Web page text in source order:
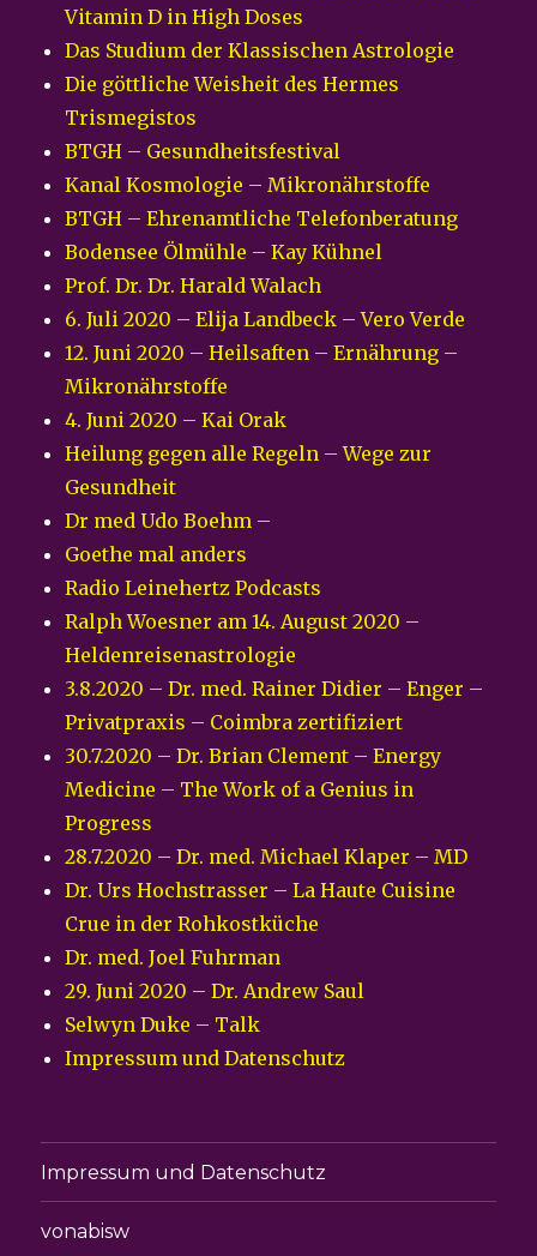
Vitamin D in High Doses
Das Studium der Klassischen Astrologie
Die göttliche Weisheit des Hermes
Trismegistos
BTGH – Gesundheitsfestival
Kanal Kosmologie – Mikronährstoffe
BTGH – Ehrenamtliche Telefonberatung
Bodensee Ölmühle – Kay Kühnel
Prof. Dr. Dr. Harald Walach
6. Juli 2020 – Elija Landbeck – Vero Verde
12. Juni 2020 – Heilsaften – Ernährung –
Mikronährstoffe
4. Juni 2020 – Kai Orak
Heilung gegen alle Regeln – Wege zur
Gesundheit
Dr med Udo Boehm –
Goethe mal anders
Radio Leinehertz Podcasts
Ralph Woesner am 14. August 2020 –
Heldenreisenastrologie
3.8.2020 – Dr. med. Rainer Didier – Enger –
Privatpraxis – Coimbra zertifiziert
30.7.2020 – Dr. Brian Clement – Energy
Medicine – The Work of a Genius in
Progress
28.7.2020 – Dr. med. Michael Klaper – MD
Dr. Urs Hochstrasser – La Haute Cuisine
Crue in der Rohkostküche
Dr. med. Joel Fuhrman
29. Juni 2020 – Dr. Andrew Saul
Selwyn Duke – Talk
Impressum und Datenschutz
Impressum und Datenschutz
vonabisw